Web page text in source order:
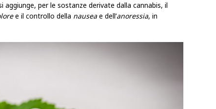
aggiunge, per le sostanze derivate dalla cannabis, il
e il controllo della nausea e dell’anoressia, in